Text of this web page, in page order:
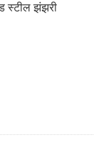
स्टील झंझरी